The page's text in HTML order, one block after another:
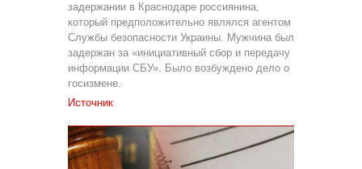
задержании в Краснодаре россиянина,
который предположительно являлся агентом
Службы безопасности Украины. Мужчина был
задержан за «инициативный сбор и передачу
информации СБУ». Было возбуждено дело о
госизмене.
Источник